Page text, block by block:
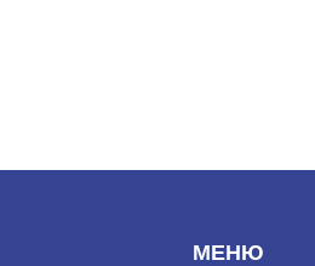
МЕНЮ